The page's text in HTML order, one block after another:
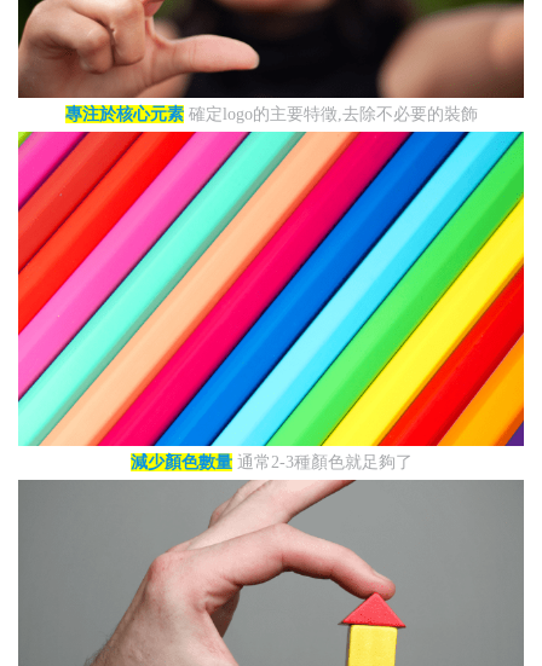
專注於核心元素確定logo的主要特徵,去除不必要的裝飾
減少顏色數量通常2-3種顏色就足夠了